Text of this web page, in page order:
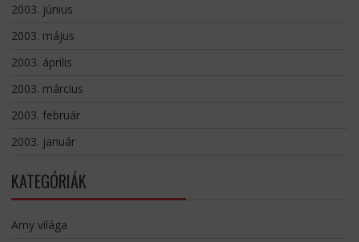
2003. június
2003. május
2003. április
2003. március
2003. február
2003. január
KATEGÓRIÁK
Amy világa